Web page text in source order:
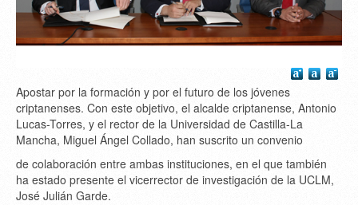
Apostar por la formación y por el futuro de los jóvenes
criptanenses. Con este objetivo, el alcalde criptanense, Antonio
Lucas-Torres, y el rector de la Universidad de Castilla-La
Mancha, Miguel Ángel Collado, han suscrito un convenio
de colaboración entre ambas instituciones, en el que también
ha estado presente el vicerrector de investigación de la UCLM,
José Julián Garde.